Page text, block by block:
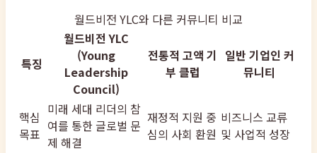
월드비전 YLC와 다른 커뮤니티 비교
특징
월드비전 YLC
(Young
Leadership
Council)
전통적 고액 기
부 클럽
일반 기업인 커
뮤니티
핵심
목표
미래 세대 리더의 참
여를 통한 글로벌 문
제 해결
재정적 지원 중
심의 사회 환원
비즈니스 교류
및 사업적 성장